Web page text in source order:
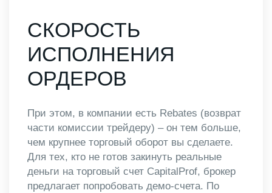
СКОРОСТЬ
ИСПОЛНЕНИЯ
ОРДЕРОВ
При этом, в компании есть Rebates (возврат
части комиссии трейдеру) – он тем больше,
чем крупнее торговый оборот вы сделаете.
Для тех, кто не готов закинуть реальные
деньги на торговый счет CapitalProf, брокер
предлагает попробовать демо-счета. По